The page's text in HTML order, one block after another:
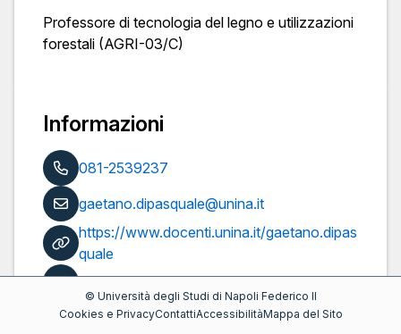
Professore di tecnologia del legno e utilizzazioni
forestali (AGRI-03/C)
Informazioni
081-2539237
gaetano.dipasquale@unina.it
https://www.docenti.unina.it/gaetano.dipas
quale
Pubblicazioni
© Università degli Studi di Napoli Federico II
Cookies e PrivacyContattiAccessibilitàMappa del Sito